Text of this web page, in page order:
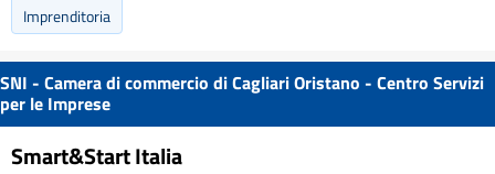
Imprenditoria
SNI - Camera di commercio di Cagliari Oristano - Centro Servizi
per le Imprese
Smart&Start Italia